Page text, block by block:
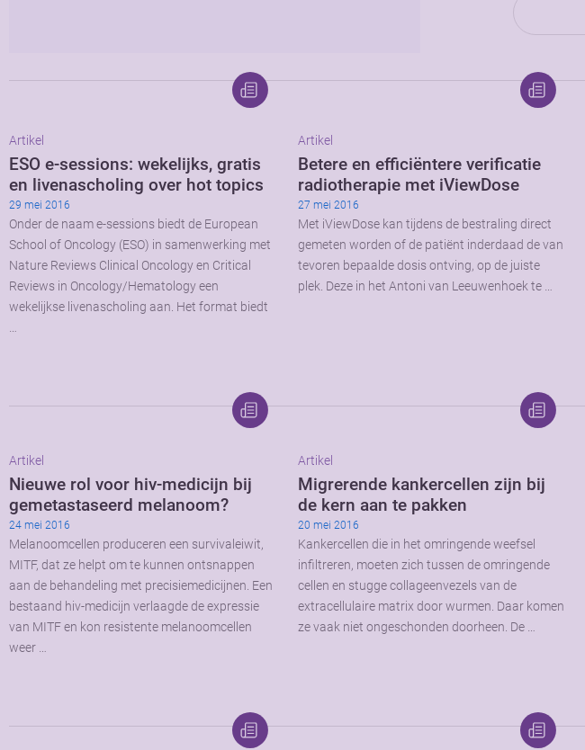
Artikel
ESO e-sessions: wekelijks, gratis
en livenascholing over hot topics
29 mei 2016
Onder de naam e-sessions biedt de European
School of Oncology (ESO) in samenwerking met
Nature Reviews Clinical Oncology en Critical
Reviews in Oncology/Hematology een
wekelijkse livenascholing aan. Het format biedt
…
Artikel
Betere en efficiëntere verificatie
radiotherapie met iViewDose
27 mei 2016
Met iViewDose kan tijdens de bestraling direct
gemeten worden of de patiënt inderdaad de van
tevoren bepaalde dosis ontving, op de juiste
plek. Deze in het Antoni van Leeuwenhoek te …
Artikel
Nieuwe rol voor hiv-medicijn bij
gemetastaseerd melanoom?
24 mei 2016
Melanoomcellen produceren een survivaleiwit,
MITF, dat ze helpt om te kunnen ontsnappen
aan de behandeling met precisiemedicijnen. Een
bestaand hiv-medicijn verlaagde de expressie
van MITF en kon resistente melanoomcellen
weer …
Artikel
Migrerende kankercellen zijn bij
de kern aan te pakken
20 mei 2016
Kankercellen die in het omringende weefsel
infiltreren, moeten zich tussen de omringende
cellen en stugge collageenvezels van de
extracellulaire matrix door wurmen. Daar komen
ze vaak niet ongeschonden doorheen. De …